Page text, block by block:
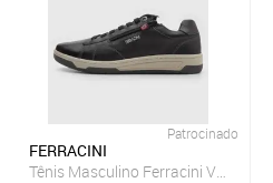
Patrocinado
FERRACINI
Tênis Masculino Ferracini Vox Preto